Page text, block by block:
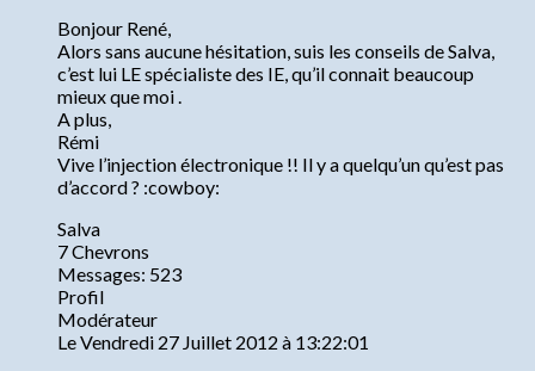
Bonjour René,
Alors sans aucune hésitation, suis les conseils de Salva,
c’est lui LE spécialiste des IE, qu’il connait beaucoup
mieux que moi .
A plus,
Rémi
Vive l’injection électronique !! Il y a quelqu’un qu’est pas
d’accord ? :cowboy:
Salva
7 Chevrons
Messages: 523
Profil
Modérateur
Le Vendredi 27 Juillet 2012 à 13:22:01